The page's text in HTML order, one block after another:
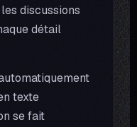
discussions
détail
texte
se fait